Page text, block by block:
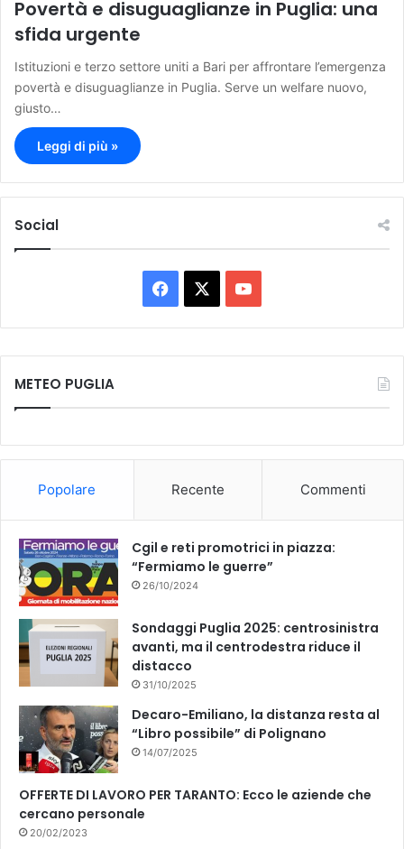
Povertà e disuguaglianze in Puglia: una
sfida urgente
Istituzioni e terzo settore uniti a Bari per affrontare l’emergenza
povertà e disuguaglianze in Puglia. Serve un welfare nuovo,
giusto…
Leggi di più »
Social
a
c
k
o
u
METEO PUGLIA
Popolare Recente Commenti
Cgil e reti promotrici in piazza:
“Fermiamo le guerre”
26/10/2024
Sondaggi Puglia 2025: centrosinistra
avanti, ma il centrodestra riduce il
distacco
31/10/2025
Decaro-Emiliano, la distanza resta al
“Libro possibile” di Polignano
14/07/2025
OFFERTE DI LAVORO PER TARANTO: Ecco le aziende che
cercano personale
20/02/2023